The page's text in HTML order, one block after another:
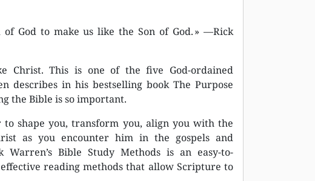
God to make us like the Son of God. » —Rick
Christ. This is one of the five God-ordained
describes in his bestselling book The Purpose
the Bible is so important.
to shape you, transform you, align you with the
as you encounter him in the gospels and
Bible Study Methods is an easy-to-
reading methods that allow Scripture to